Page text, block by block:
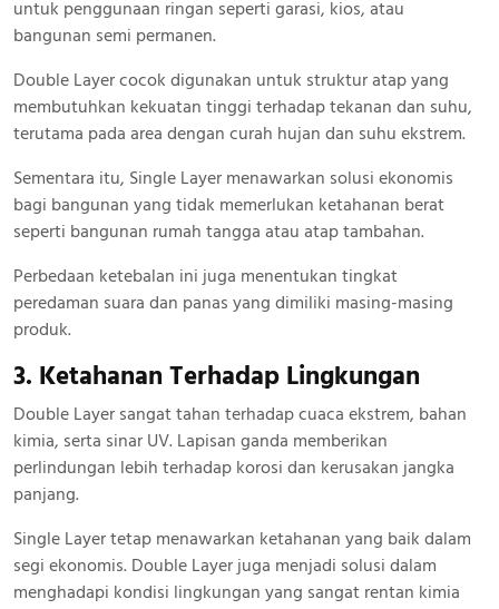
untuk penggunaan ringan seperti garasi, kios, atau
bangunan semi permanen.
Double Layer cocok digunakan untuk struktur atap yang
membutuhkan kekuatan tinggi terhadap tekanan dan suhu,
terutama pada area dengan curah hujan dan suhu ekstrem.
Sementara itu, Single Layer menawarkan solusi ekonomis
bagi bangunan yang tidak memerlukan ketahanan berat
seperti bangunan rumah tangga atau atap tambahan.
Perbedaan ketebalan ini juga menentukan tingkat
peredaman suara dan panas yang dimiliki masing-masing
produk.
3. Ketahanan Terhadap Lingkungan
Double Layer sangat tahan terhadap cuaca ekstrem, bahan
kimia, serta sinar UV. Lapisan ganda memberikan
perlindungan lebih terhadap korosi dan kerusakan jangka
panjang.
Single Layer tetap menawarkan ketahanan yang baik dalam
segi ekonomis. Double Layer juga menjadi solusi dalam
menghadapi kondisi lingkungan yang sangat rentan kimia